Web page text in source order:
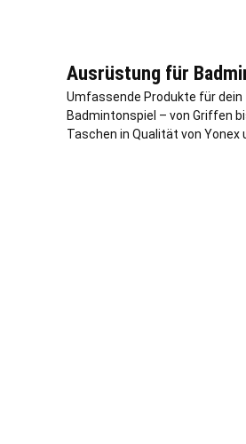
Ausrüstung für
Umfassende Produkte für dein
Badmintonspiel – von Griffen
Taschen in Qualität von Yonex